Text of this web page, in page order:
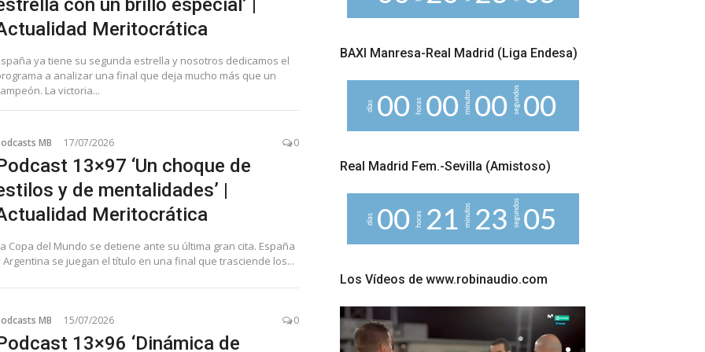
con un brillo especial’ |
Meritocrática
ya tiene su segunda estrella y nosotros dedicamos el
a analizar una final que deja mucho más que un
La victoria...
MB 17/07/2026 0
13×97 ‘Un choque de
y de mentalidades’ |
Meritocrática
Copa del Mundo se detiene ante su última gran cita. España
Argentina se juegan el título en una final que trasciende los...
MB 15/07/2026 0
13×96 ‘Dinámica de
5
BAXI Manresa-Real Madrid (Liga Endesa)
días 00 horas 00 minutos 00segundos00
Real Madrid Fem.-Sevilla (Amistoso)
días 00 horas 21 minutos 23 segundos04
5
Los Vídeos de www.robinaudio.com